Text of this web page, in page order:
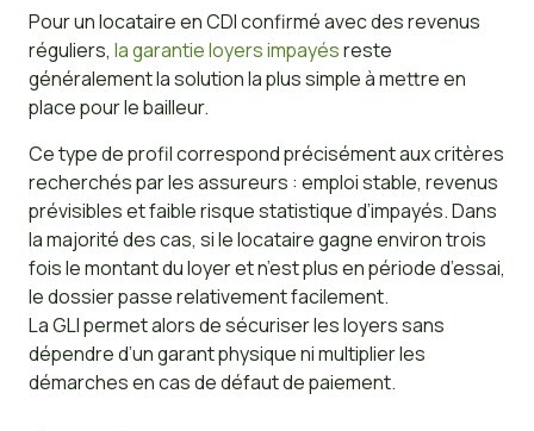
Pour un locataire en CDI confirmé avec des revenus
réguliers, la garantie loyers impayésreste
généralement la solution la plus simple à mettre en
place pour le bailleur.
Ce type de profil correspond précisément aux critères
recherchés par les assureurs : emploi stable, revenus
prévisibles et faible risque statistique d’impayés. Dans
la majorité des cas, si le locataire gagne environ trois
fois le montant du loyer et n’est plus en période d’essai,
le dossier passe relativement facilement.
La GLI permet alors de sécuriser les loyers sans
dépendre d’un garant physique ni multiplier les
démarches en cas de défaut de paiement.